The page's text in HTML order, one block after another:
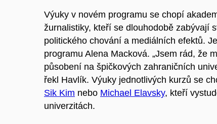
Výuky v novém programu se chopí
žurnalistiky, kteří se dlouhodobě zabývají
politického chování a mediálních efektů.
programu Alena Macková. „Jsem rád, že
působení na špičkových zahraničních
řekl Havlík. Výuky jednotlivých kurzů se
Sik Kim nebo Michael Elavsky, kteří
univerzitách.